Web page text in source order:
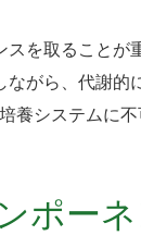
を取ることが
がら、代謝
システムに
ポー